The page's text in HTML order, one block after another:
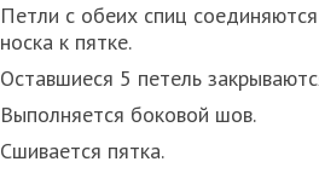
Петли с обеих спиц
носка к пятке.
Оставшиеся 5 петель
Выполняется боковой шов.
Сшивается пятка.